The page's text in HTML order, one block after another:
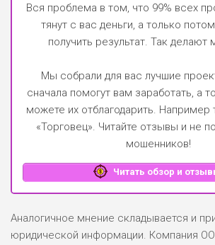
Вся проблема в том, что 99% всех
тянут с вас деньги, а только
получить результат. Так делают
Мы собрали для вас лучшие
сначала помогут вам заработать, а
можете их отблагодарить. Например
«Торговец». Читайте отзывы и не
мошенников!
Читать обзор и
Аналогичное мнение складывается и
юридической информации. Компания